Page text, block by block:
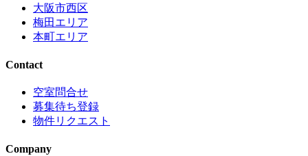
大阪市西区
梅田エリア
本町エリア
Contact
空室問合せ
募集待ち登録
物件リクエスト
Company